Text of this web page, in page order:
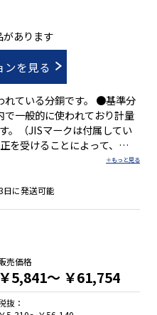
があります
ンを見る
れている分銅です。 ●基準分
一般的に使われており計量
。（JISマークは付属してい
を受けることによって、
に発送可能
売価格
￥5,841～ ￥61,754
抜：